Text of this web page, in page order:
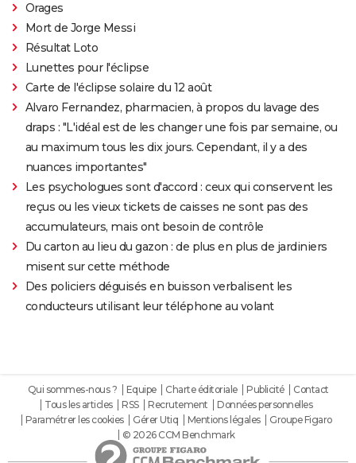
Orages
Mort de Jorge Messi
Résultat Loto
Lunettes pour l'éclipse
Carte de l'éclipse solaire du 12 août
Alvaro Fernandez, pharmacien, à propos du lavage des
draps : "L'idéal est de les changer une fois par semaine, ou
au maximum tous les dix jours. Cependant, il y a des
nuances importantes"
Les psychologues sont d'accord : ceux qui conservent les
reçus ou les vieux tickets de caisses ne sont pas des
accumulateurs, mais ont besoin de contrôle
Du carton au lieu du gazon : de plus en plus de jardiniers
misent sur cette méthode
Des policiers déguisés en buisson verbalisent les
conducteurs utilisant leur téléphone au volant
Qui sommes-nous ? Equipe Charte éditoriale Publicité
Contact
Tous les articles
RSS Recrutement
Données personnelles
Paramétrer les cookies
Gérer Utiq Mentions légales
Groupe Figaro
© 2026 CCM Benchmark